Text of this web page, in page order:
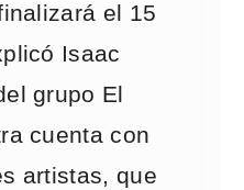
el 15
Isaac
grupo El
cuenta con
artistas, que